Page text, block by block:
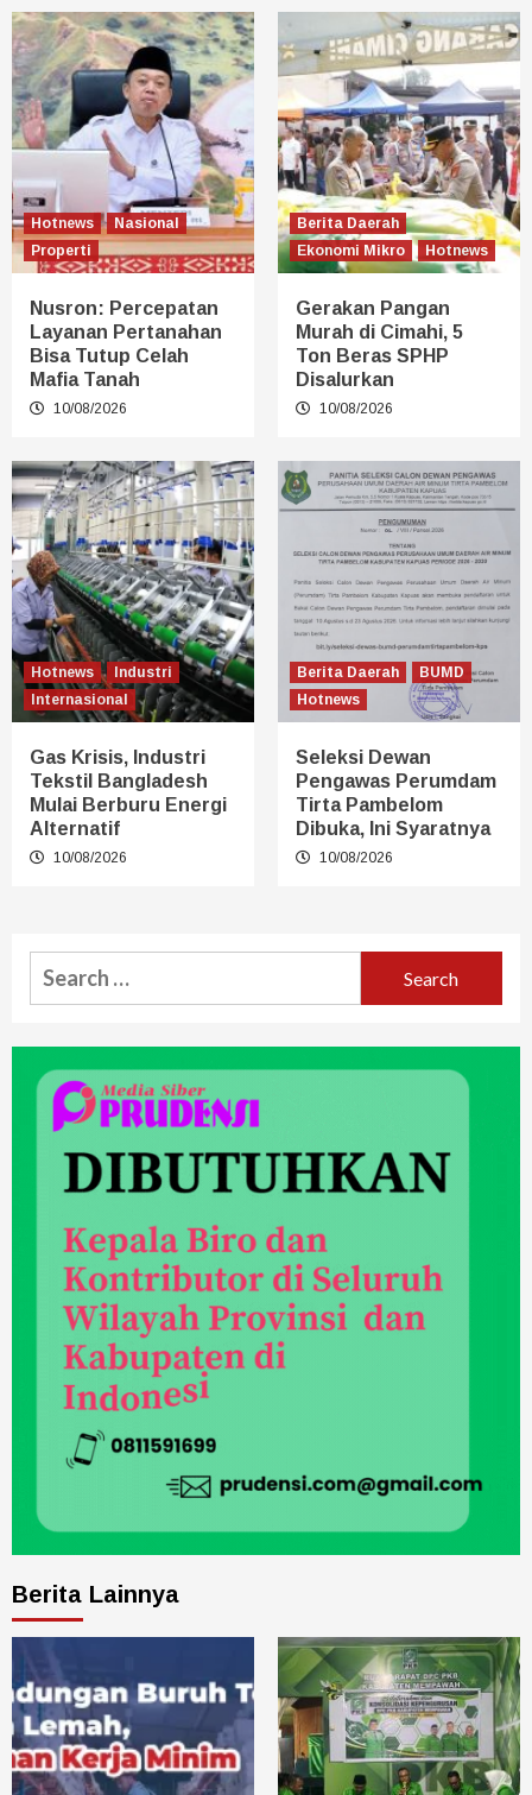
Hotnews
Nasional
Properti
Nusron: Percepatan
Layanan Pertanahan
Bisa Tutup Celah
Mafia Tanah
10/08/2026
Berita Daerah
Ekonomi Mikro
Hotnews
Gerakan Pangan
Murah di Cimahi, 5
Ton Beras SPHP
Disalurkan
10/08/2026
Hotnews
Industri
Internasional
Gas Krisis, Industri
Tekstil Bangladesh
Mulai Berburu Energi
Alternatif
10/08/2026
Berita Daerah
BUMD
Hotnews
Seleksi Dewan
Pengawas Perumdam
Tirta Pambelom
Dibuka, Ini Syaratnya
10/08/2026
Berita Lainnya